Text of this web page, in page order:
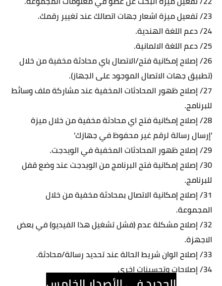
23/ تفعيل ميزة اشعار جهات اتصالك عند تغيير رقمك.
24/ دعم اللغة الهندية.
25/ دعم اللغة الالمانية.
26/ إصلاح إمكانية فتح/الاتصال باي محادثة مخفية من خلال
(تطبيق جهات الاتصال الموجود على الجهاز).
27/ إصلاح ظهور المحادثات المخفية عند مشاركة ملف وسائط
للبرنامج.
28/ إصلاح إمكانية فتح اي محادثة مخفية من خلال ميزة
'إرسال رسالة لرقم غير محفوظ في جهازك'
29/ إصلاح ظهور المحادثات المخفية في الويدجت.
30/ إصلاح إمكانية فتح البرنامج من الويدجت عند وضع قفل
للبرنامج.
31/ إصلاح إمكانية الاتصال بمحادثة مخفية من خلال
المجموعة.
32/ إصلاح مشكلة عدم (فشل تشغيل هذا الفيديو) في بعض
الاجهزة.
33/ إصلاح الوان شريط الحالة عند تحديد رسالة/محادثة.
34/ إصلاحات وتحسينات اخرى